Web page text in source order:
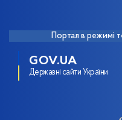
Портал в режимі
GOV.UA
Державні сайти України